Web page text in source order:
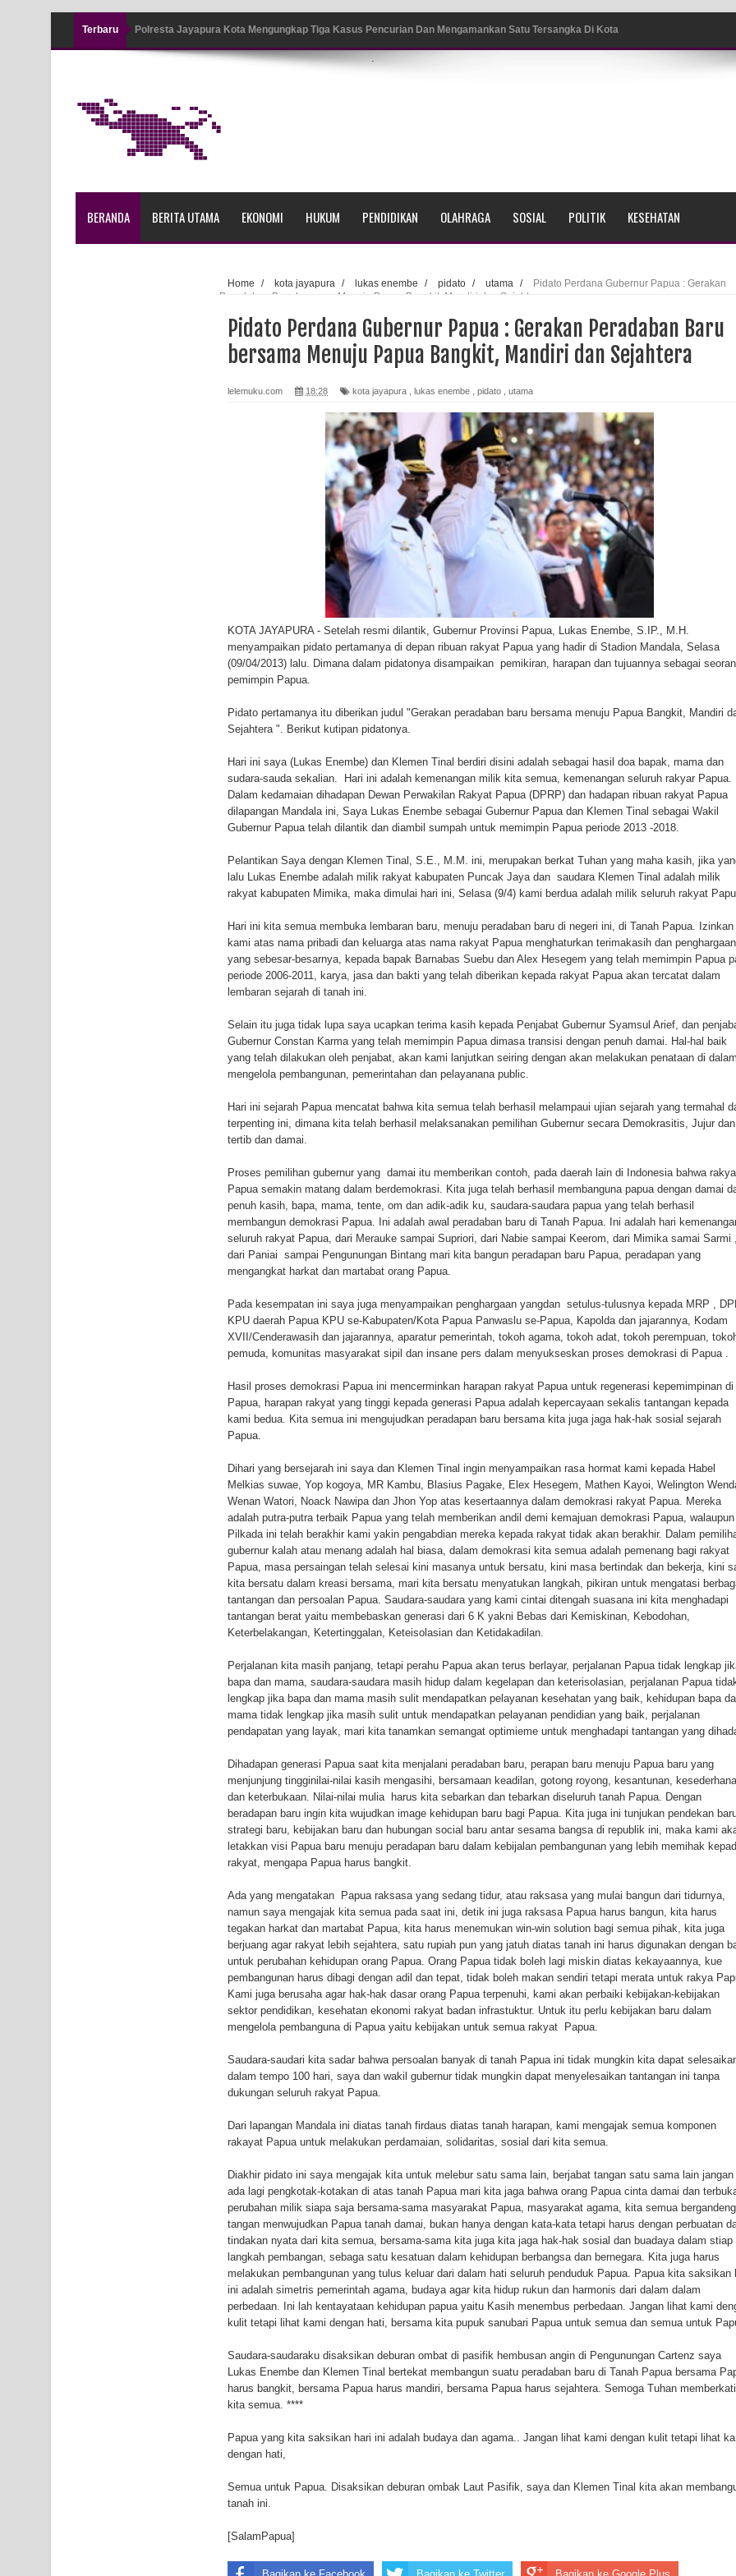
Terbaru Tiga Personel Polresta Jayapura Kota Jalani Sidang BP4R di Jayapura
Kapolresta Jayapura Kota Mengapresiasi Antusiasme Warga Saat Nonton Bareng Final Piala Dunia 2026 di
Kebakaran Hanguskan Satu Rumah di Kompleks Asrama Polisi Sorong
Mama-Mama Pasar Lama Sentani Protes Tumpukan Sampah dengan Menghambur ke Tengah Jalan
BRI Region 18 Jayapura Salurkan Bantuan CSR untuk RS Bhayangkara Polda Papua pada Peringatan Hari
Indonesia Turns Remote Papua Frontier into National Food Belt with Mechanized Rice Expansion
Mentan Tinjau Program Cetak Sawah dan Penanaman Padi di Merauke
Mantan Sekda Jayawijaya Jadi Tersangka Kasus Korupsi Jalan Lingkar
Papuan Artisans Take Center Stage at Indonesia's National Craft Anniversary in Makassar
Presenter TVRI Papua Barat Yanto Idorway Masih Hilang
Air Terjun Memti Pesona Tersembunyi di Kabupaten Pegunungan Arfak
Pencarian Hari Keenam Korban Hanyut di Air Terjun Memti Belum Hasil, Polisi Periksa Saksi dan Kerahkan
Polresta Jayapura Kota Mengungkap Tiga Kasus Pencurian Dan Mengamankan Satu Tersangka Di Kota
.
BERANDA BERITA UTAMA EKONOMI HUKUM PENDIDIKAN OLAHRAGA SOSIAL POLITIK KESEHATAN
Home / kota jayapura / lukas enembe / pidato / utama /
Pidato Perdana Gubernur Papua : Gerakan
Peradaban Baru bersama Menuju Papua Bangkit, Mandiri dan Sejahtera
Pidato Perdana Gubernur Papua : Gerakan Peradaban Baru
bersama Menuju Papua Bangkit, Mandiri dan Sejahtera
lelemuku.com 18:28 kota jayapura lukas enembe pidato utama
KOTA JAYAPURA - Setelah resmi dilantik, Gubernur Provinsi Papua, Lukas Enembe, S.IP., M.H.
menyampaikan pidato pertamanya di depan ribuan rakyat Papua yang hadir di Stadion Mandala, Selasa
(09/04/2013) lalu. Dimana dalam pidatonya disampaikan pemikiran, harapan dan tujuannya sebagai
pemimpin Papua.
Pidato pertamanya itu diberikan judul "Gerakan peradaban baru bersama menuju Papua Bangkit, Mandiri
Sejahtera ". Berikut kutipan pidatonya.
Hari ini saya (Lukas Enembe) dan Klemen Tinal berdiri disini adalah sebagai hasil doa bapak, mama dan
sudara-sauda sekalian. Hari ini adalah kemenangan milik kita semua, kemenangan seluruh rakyar Papua.
Dalam kedamaian dihadapan Dewan Perwakilan Rakyat Papua (DPRP) dan hadapan ribuan rakyat Papua
dilapangan Mandala ini, Saya Lukas Enembe sebagai Gubernur Papua dan Klemen Tinal sebagai Wakil
Gubernur Papua telah dilantik dan diambil sumpah untuk memimpin Papua periode 2013 -2018.
Pelantikan Saya dengan Klemen Tinal, S.E., M.M. ini, merupakan berkat Tuhan yang maha kasih, jika
lalu Lukas Enembe adalah milik rakyat kabupaten Puncak Jaya dan saudara Klemen Tinal adalah milik
rakyat kabupaten Mimika, maka dimulai hari ini, Selasa (9/4) kami berdua adalah milik seluruh rakyat
Hari ini kita semua membuka lembaran baru, menuju peradaban baru di negeri ini, di Tanah Papua. Izinkan
kami atas nama pribadi dan keluarga atas nama rakyat Papua menghaturkan terimakasih dan penghargaan
yang sebesar-besarnya, kepada bapak Barnabas Suebu dan Alex Hesegem yang telah memimpin Papua
periode 2006-2011, karya, jasa dan bakti yang telah diberikan kepada rakyat Papua akan tercatat dalam
lembaran sejarah di tanah ini.
Selain itu juga tidak lupa saya ucapkan terima kasih kepada Penjabat Gubernur Syamsul Arief, dan
Gubernur Constan Karma yang telah memimpin Papua dimasa transisi dengan penuh damai. Hal-hal baik
yang telah dilakukan oleh penjabat, akan kami lanjutkan seiring dengan akan melakukan penataan di dalam
mengelola pembangunan, pemerintahan dan pelayanana public.
Hari ini sejarah Papua mencatat bahwa kita semua telah berhasil melampaui ujian sejarah yang termahal
terpenting ini, dimana kita telah berhasil melaksanakan pemilihan Gubernur secara Demokrasitis, Jujur dan
tertib dan damai.
Proses pemilihan gubernur yang damai itu memberikan contoh, pada daerah lain di Indonesia bahwa
Papua semakin matang dalam berdemokrasi. Kita juga telah berhasil membanguna papua dengan damai
penuh kasih, bapa, mama, tente, om dan adik-adik ku, saudara-saudara papua yang telah berhasil
membangun demokrasi Papua. Ini adalah awal peradaban baru di Tanah Papua. Ini adalah hari
seluruh rakyat Papua, dari Merauke sampai Supriori, dari Nabie sampai Keerom, dari Mimika samai Sarmi ,
dari Paniai sampai Pengunungan Bintang mari kita bangun peradapan baru Papua, peradapan yang
mengangkat harkat dan martabat orang Papua.
Pada kesempatan ini saya juga menyampaikan penghargaan yangdan setulus-tulusnya kepada MRP ,
KPU daerah Papua KPU se-Kabupaten/Kota Papua Panwaslu se-Papua, Kapolda dan jajarannya, Kodam
XVII/Cenderawasih dan jajarannya, aparatur pemerintah, tokoh agama, tokoh adat, tokoh perempuan,
pemuda, komunitas masyarakat sipil dan insane pers dalam menyukseskan proses demokrasi di Papua .
Hasil proses demokrasi Papua ini mencerminkan harapan rakyat Papua untuk regenerasi kepemimpinan di
Papua, harapan rakyat yang tinggi kepada generasi Papua adalah kepercayaan sekalis tantangan kepada
kami bedua. Kita semua ini mengujudkan peradapan baru bersama kita juga jaga hak-hak sosial sejarah
Papua.
Dihari yang bersejarah ini saya dan Klemen Tinal ingin menyampaikan rasa hormat kami kepada Habel
Melkias suwae, Yop kogoya, MR Kambu, Blasius Pagake, Elex Hesegem, Mathen Kayoi, Welington
Wenan Watori, Noack Nawipa dan Jhon Yop atas kesertaannya dalam demokrasi rakyat Papua. Mereka
adalah putra-putra terbaik Papua yang telah memberikan andil demi kemajuan demokrasi Papua, walaupun
Pilkada ini telah berakhir kami yakin pengabdian mereka kepada rakyat tidak akan berakhir. Dalam
gubernur kalah atau menang adalah hal biasa, dalam demokrasi kita semua adalah pemenang bagi rakyat
Papua, masa persaingan telah selesai kini masanya untuk bersatu, kini masa bertindak dan bekerja, kini
kita bersatu dalam kreasi bersama, mari kita bersatu menyatukan langkah, pikiran untuk mengatasi
tantangan dan persoalan Papua. Saudara-saudara yang kami cintai ditengah suasana ini kita menghadapi
tantangan berat yaitu membebaskan generasi dari 6 K yakni Bebas dari Kemiskinan, Kebodohan,
Keterbelakangan, Ketertinggalan, Keteisolasian dan Ketidakadilan.
Perjalanan kita masih panjang, tetapi perahu Papua akan terus berlayar, perjalanan Papua tidak lengkap
bapa dan mama, saudara-saudara masih hidup dalam kegelapan dan keterisolasian, perjalanan Papua
lengkap jika bapa dan mama masih sulit mendapatkan pelayanan kesehatan yang baik, kehidupan bapa
mama tidak lengkap jika masih sulit untuk mendapatkan pelayanan pendidian yang baik, perjalanan
pendapatan yang layak, mari kita tanamkan semangat optimieme untuk menghadapi tantangan yang
Dihadapan generasi Papua saat kita menjalani peradaban baru, perapan baru menuju Papua baru yang
menjunjung tingginilai-nilai kasih mengasihi, bersamaan keadilan, gotong royong, kesantunan,
dan keterbukaan. Nilai-nilai mulia harus kita sebarkan dan tebarkan diseluruh tanah Papua. Dengan
beradapan baru ingin kita wujudkan image kehidupan baru bagi Papua. Kita juga ini tunjukan pendekan
strategi baru, kebijakan baru dan hubungan social baru antar sesama bangsa di republik ini, maka kami
letakkan visi Papua baru menuju peradapan baru dalam kebijalan pembangunan yang lebih memihak
rakyat, mengapa Papua harus bangkit.
Ada yang mengatakan Papua raksasa yang sedang tidur, atau raksasa yang mulai bangun dari tidurnya,
namun saya mengajak kita semua pada saat ini, detik ini juga raksasa Papua harus bangun, kita harus
tegakan harkat dan martabat Papua, kita harus menemukan win-win solution bagi semua pihak, kita juga
berjuang agar rakyat lebih sejahtera, satu rupiah pun yang jatuh diatas tanah ini harus digunakan dengan
untuk perubahan kehidupan orang Papua. Orang Papua tidak boleh lagi miskin diatas kekayaannya, kue
pembangunan harus dibagi dengan adil dan tepat, tidak boleh makan sendiri tetapi merata untuk rakya
Kami juga berusaha agar hak-hak dasar orang Papua terpenuhi, kami akan perbaiki kebijakan-kebijakan
sektor pendidikan, kesehatan ekonomi rakyat badan infrastuktur. Untuk itu perlu kebijakan baru dalam
mengelola pembanguna di Papua yaitu kebijakan untuk semua rakyat Papua.
Saudara-saudari kita sadar bahwa persoalan banyak di tanah Papua ini tidak mungkin kita dapat
dalam tempo 100 hari, saya dan wakil gubernur tidak mungkin dapat menyelesaikan tantangan ini tanpa
dukungan seluruh rakyat Papua.
Dari lapangan Mandala ini diatas tanah firdaus diatas tanah harapan, kami mengajak semua komponen
rakayat Papua untuk melakukan perdamaian, solidaritas, sosial dari kita semua.
Diakhir pidato ini saya mengajak kita untuk melebur satu sama lain, berjabat tangan satu sama lain jangan
ada lagi pengkotak-kotakan di atas tanah Papua mari kita jaga bahwa orang Papua cinta damai dan
perubahan milik siapa saja bersama-sama masyarakat Papua, masyarakat agama, kita semua
tangan menwujudkan Papua tanah damai, bukan hanya dengan kata-kata tetapi harus dengan perbuatan
tindakan nyata dari kita semua, bersama-sama kita juga kita jaga hak-hak sosial dan buadaya dalam stiap
langkah pembangan, sebaga satu kesatuan dalam kehidupan berbangsa dan bernegara. Kita juga harus
melakukan pembangunan yang tulus keluar dari dalam hati seluruh penduduk Papua. Papua kita saksikan
ini adalah simetris pemerintah agama, budaya agar kita hidup rukun dan harmonis dari dalam dalam
perbedaan. Ini lah kentayataan kehidupan papua yaitu Kasih menembus perbedaan. Jangan lihat kami
kulit tetapi lihat kami dengan hati, bersama kita pupuk sanubari Papua untuk semua dan semua untuk
Saudara-saudaraku disaksikan deburan ombat di pasifik hembusan angin di Pengunungan Cartenz saya
Lukas Enembe dan Klemen Tinal bertekat membangun suatu peradaban baru di Tanah Papua bersama
harus bangkit, bersama Papua harus mandiri, bersama Papua harus sejahtera. Semoga Tuhan memberkati
kita semua. ****
Papua yang kita saksikan hari ini adalah budaya dan agama.. Jangan lihat kami dengan kulit tetapi lihat
dengan hati,
Semua untuk Papua. Disaksikan deburan ombak Laut Pasifik, saya dan Klemen Tinal kita akan
tanah ini.
[SalamPapua]